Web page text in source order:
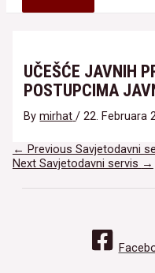
UČEŠĆE JAVNIH
POSTUPCIMA
Bymirhat /22. Februara
Navigacija
članaka
← Previous Savjetodavni
Next Savjetodavni servis →